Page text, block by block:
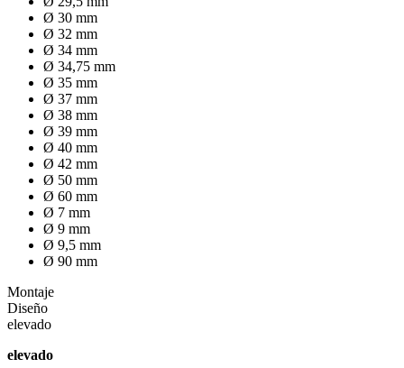
Ø 30 mm
Ø 32 mm
Ø 34 mm
Ø 34,75 mm
Ø 35 mm
Ø 37 mm
Ø 38 mm
Ø 39 mm
Ø 40 mm
Ø 42 mm
Ø 50 mm
Ø 60 mm
Ø 7 mm
Ø 9 mm
Ø 9,5 mm
Ø 90 mm
Montaje
Diseño
elevado
elevado